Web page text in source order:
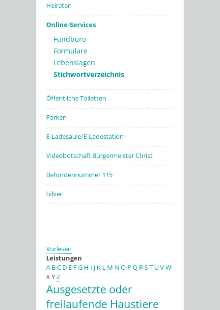
Heiraten
Online-Services
Fundbüro
Formulare
Lebenslagen
Stichwortverzeichnis
Öffentliche Toiletten
Parken
E-Ladesäule/E-Ladestation
Videobotschaft Bürgermeister Christ
Behördennummer 115
hilver
Vorlesen
Leistungen
A BC D E FG H I J K L M N O P Q RST UVW
XYZ
Ausgesetzte oder
freilaufende Haustiere